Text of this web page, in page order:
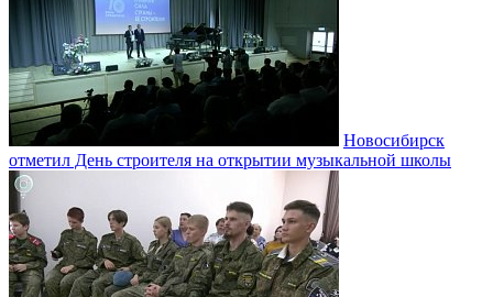
Новосибирск
отметил День строителя на открытии музыкальной школы